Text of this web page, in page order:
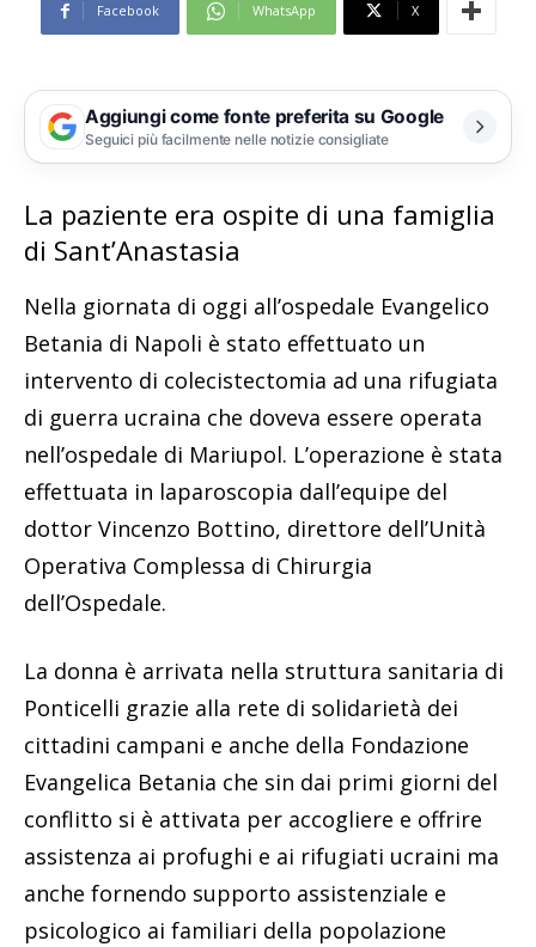
Facebook WhatsApp X
Aggiungi come fonte preferita su Google
Seguici più facilmente nelle notizie consigliate
La paziente era ospite di una famiglia
di Sant’Anastasia
Nella giornata di oggi all’ospedale Evangelico
Betania di Napoli è stato effettuato un
intervento di colecistectomia ad una rifugiata
di guerra ucraina che doveva essere operata
nell’ospedale di Mariupol. L’operazione è stata
effettuata in laparoscopia dall’equipe del
dottor Vincenzo Bottino, direttore dell’Unità
Operativa Complessa di Chirurgia
dell’Ospedale.
La donna è arrivata nella struttura sanitaria di
Ponticelli grazie alla rete di solidarietà dei
cittadini campani e anche della Fondazione
Evangelica Betania che sin dai primi giorni del
conflitto si è attivata per accogliere e offrire
assistenza ai profughi e ai rifugiati ucraini ma
anche fornendo supporto assistenziale e
psicologico ai familiari della popolazione